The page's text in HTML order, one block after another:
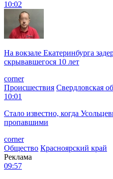
10:02
На вокзале Екатеринбурга
скрывавшегося 10 лет
corner
Происшествия Свердловская
10:01
Стало известно, когда
пропавшими
corner
Общество Красноярский край
Реклама
09:57